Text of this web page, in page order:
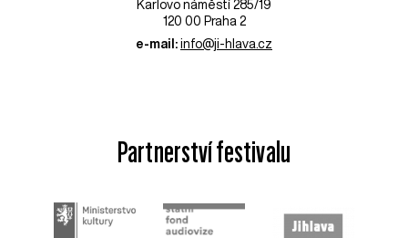
Karlovo náměstí 285/19
120 00 Praha 2
e-mail: info@ji-hlava.cz
Partnerství festivalu